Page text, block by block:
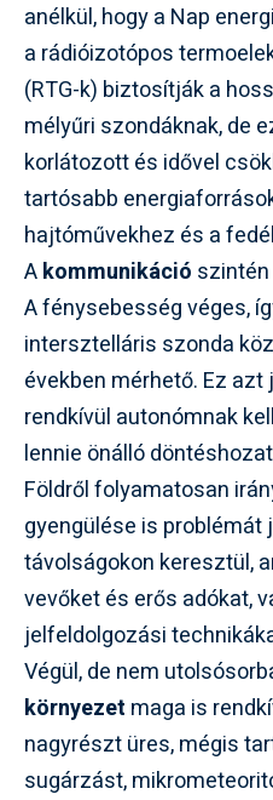
anélkül, hogy a Nap
a rádióizotópos
(RTG-k) biztosítják a
mélyűri szondáknak, de
korlátozott és idővel
tartósabb
hajtóművekhez és a
Akommunikáció
A fénysebesség véges,
intersztelláris szonda
években mérhető. Ez
rendkívül autonómnak
lennie önálló
Földről folyamatosan
gyengülése is problémát
távolságokon keresztül,
vevőket és erős adókat,
jelfeldolgozási
Végül, de nem
környezet maga is
nagyrészt üres, mégis
sugárzást,